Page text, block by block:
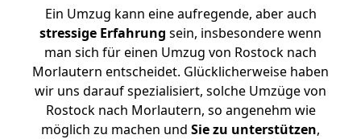
Ein Umzug kann eine aufregende, aber auch
stressige Erfahrung sein, insbesondere wenn
man sich für einen Umzug von Rostock nach
Morlautern entscheidet. Glücklicherweise haben
wir uns darauf spezialisiert, solche Umzüge von
Rostock nach Morlautern, so angenehm wie
möglich zu machen und Sie zu unterstützen,